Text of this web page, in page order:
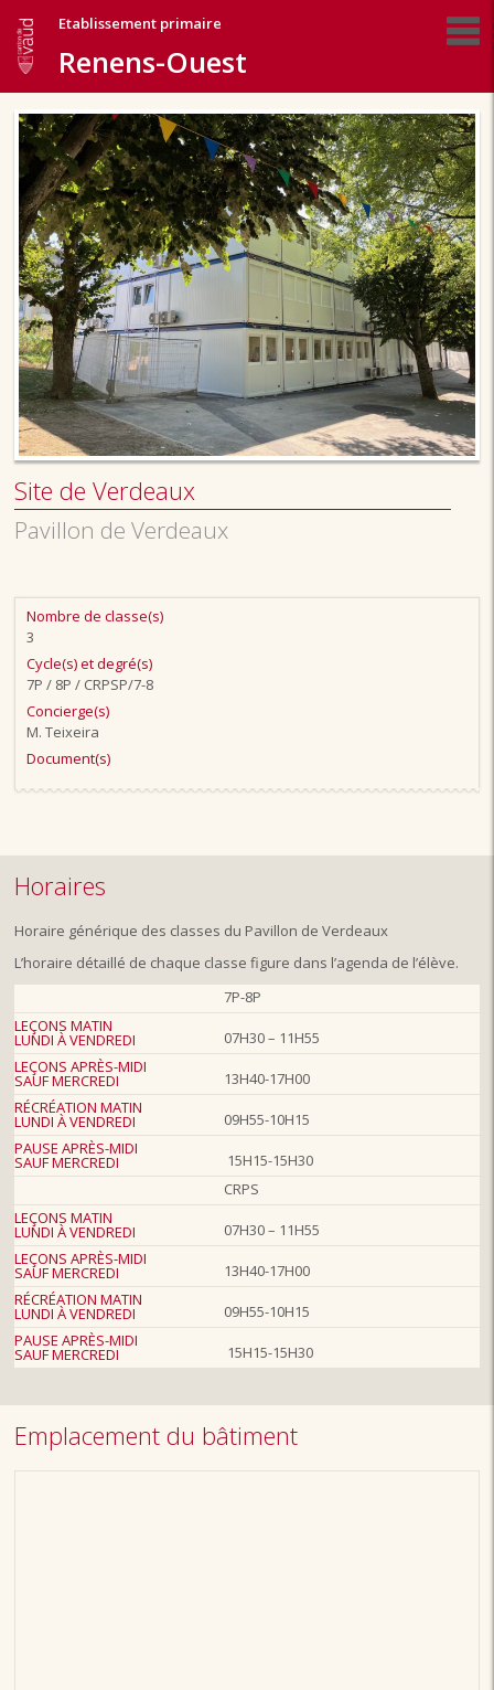
Etablissement primaire
Renens-Ouest
Site de Verdeaux
Pavillon de Verdeaux
Nombre de classe(s)
3
Cycle(s) et degré(s)
7P / 8P / CRPSP/7-8
Concierge(s)
M. Teixeira
Document(s)
Horaires
Horaire générique des classes du Pavillon de Verdeaux
L’horaire détaillé de chaque classe figure dans l’agenda de l’élève.
7P-8P
LEÇONS MATIN
LUNDI À VENDREDI
07H30 – 11H55
LEÇONS APRÈS-MIDI
SAUF MERCREDI
13H40-17H00
RÉCRÉATION MATIN
LUNDI À VENDREDI
09H55-10H15
PAUSE APRÈS-MIDI
SAUF MERCREDI
15H15-15H30
CRPS
LEÇONS MATIN
LUNDI À VENDREDI
07H30 – 11H55
LEÇONS APRÈS-MIDI
SAUF MERCREDI
13H40-17H00
RÉCRÉATION MATIN
LUNDI À VENDREDI
09H55-10H15
PAUSE APRÈS-MIDI
SAUF MERCREDI 15H15-15H30
Emplacement du bâtiment